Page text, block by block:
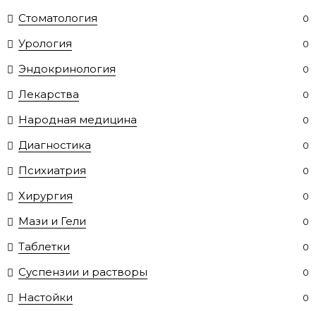
Стоматология 0
Урология 0
Эндокринология 0
Лекарства 0
Народная медицина 0
Диагностика 0
Психиатрия 0
Хирургия 0
Мази и Гели 0
Таблетки 0
Суспензии и растворы 0
Настойки 0